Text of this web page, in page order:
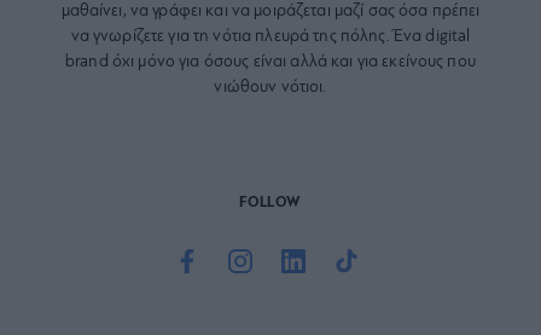
μαθαίνει, να γράφει και να μοιράζεται μαζί σας όσα πρέπει
να γνωρίζετε για τη νότια πλευρά της πόλης. Ένα digital
brand όχι μόνο για όσους είναι αλλά και για εκείνους που
νιώθουν νότιοι.
FOLLOW